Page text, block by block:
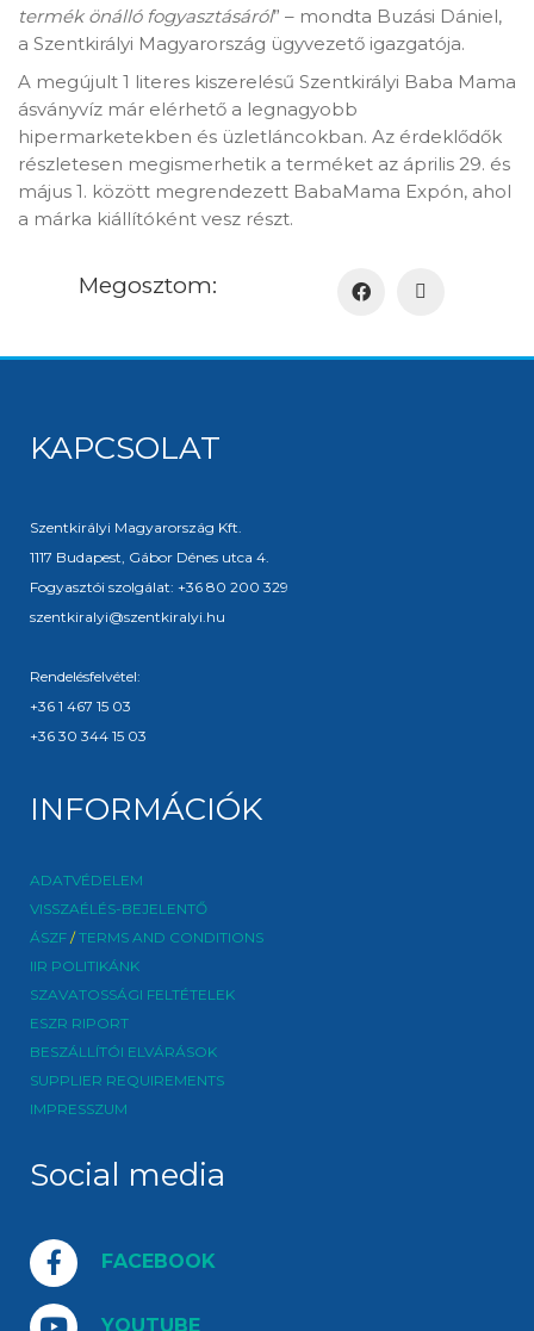
termék önálló fogyasztásáról” – mondta Buzási Dániel,
a Szentkirályi Magyarország ügyvezető igazgatója.
A megújult 1 literes kiszerelésű Szentkirályi Baba Mama
ásványvíz már elérhető a legnagyobb
hipermarketekben és üzletláncokban. Az érdeklődők
részletesen megismerhetik a terméket az április 29. és
május 1. között megrendezett BabaMama Expón, ahol
a márka kiállítóként vesz részt.
Megosztom:
KAPCSOLAT
Szentkirályi Magyarország Kft.
1117 Budapest, Gábor Dénes utca 4.
Fogyasztói szolgálat: +36 80 200 329
szentkiralyi@szentkiralyi.hu
Rendelésfelvétel:
+36 1 467 15 03
+36 30 344 15 03
INFORMÁCIÓK
ADATVÉDELEM
VISSZAÉLÉS-BEJELENTŐ
ÁSZF /TERMS AND CONDITIONS
IIR POLITIKÁNK
SZAVATOSSÁGI FELTÉTELEK
ESZR RIPORT
BESZÁLLÍTÓI ELVÁRÁSOK
SUPPLIER REQUIREMENTS
IMPRESSZUM
Social media
FACEBOOK
YOUTUBE